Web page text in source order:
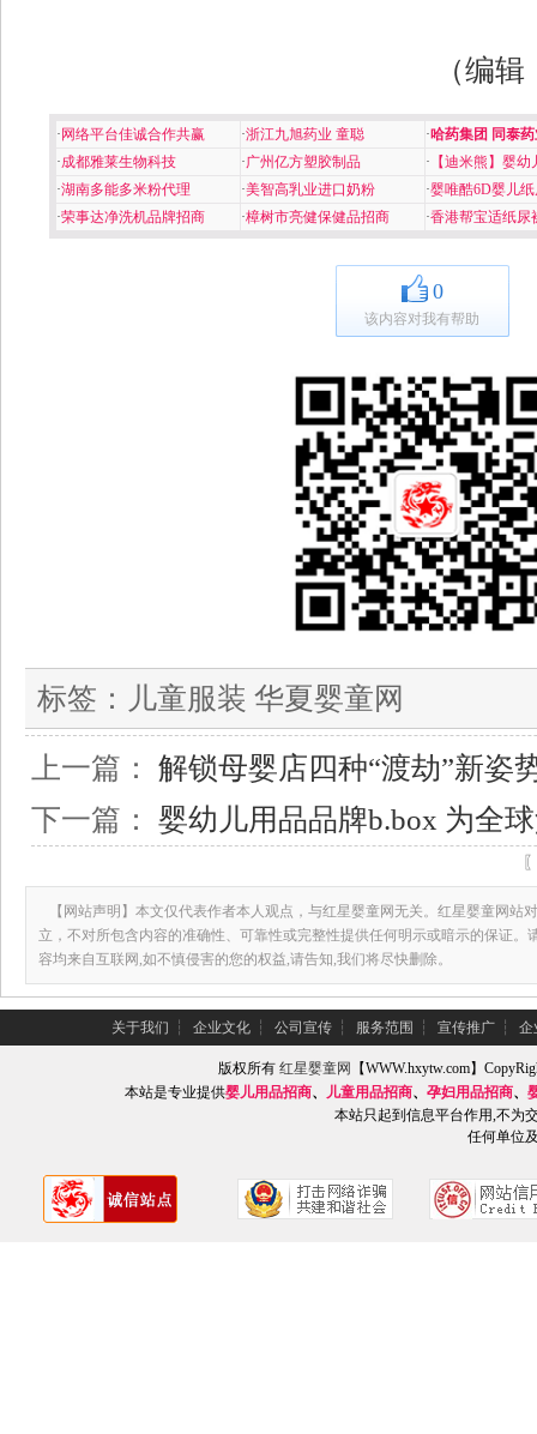
（编
· 网络平台佳诚合作共赢 ·浙江九旭药业 童聪 ·哈药集团 同泰
·成都雅莱生物科技 ·广州亿方塑胶制品 · 【迪米熊】婴幼
·湖南多能多米粉代理 ·美智高乳业进口奶粉 ·婴唯酷6D婴儿
·荣事达净洗机品牌招商 ·樟树市亮健保健品招商 ·香港帮宝适纸尿
0
该内容对我有帮助
标签： 儿童服装 华夏婴童网
上一篇： 解锁母婴店四种“渡劫”新姿
下一篇： 婴幼儿用品品牌b.box 为全
【网站声明】本文仅代表作者本人观点，与红星婴童网无关。红星婴童网站
立，不对所包含内容的准确性、可靠性或完整性提供任何明示或暗示的保证。
容均来自互联网,如不慎侵害的您的权益,请告知,我们将尽快删除。
关于我们 ┆ 企业文化 ┆ 公司宣传 ┆ 服务范围 ┆ 宣传推广 ┆ 企
版权所有红星婴童网
【WWW.hxytw.com】
本站是专业提供婴儿用品招商、 儿童用品招商、 孕妇用品招商、
本站只起到信息平台作用,不为
任何单位